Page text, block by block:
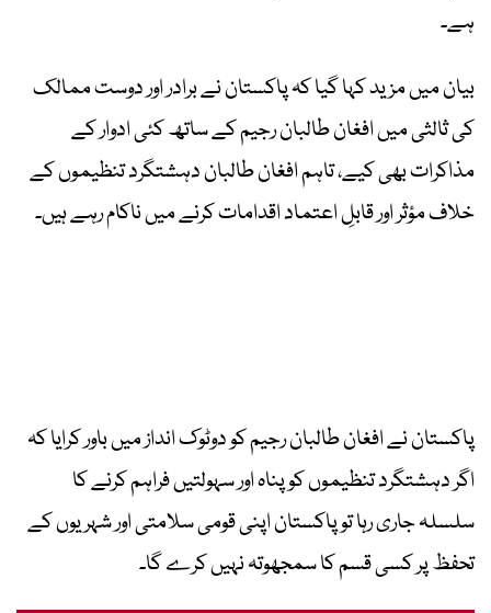
ہے۔
بیان میں مزید کہا گیا کہ پاکستان نے برادر اور دوست ممالک
کی ثالثی میں افغان طالبان رجیم کے ساتھ کئی ادوار کے
مذاکرات بھی کیے، تاہم افغان طالبان دہشتگرد تنظیموں کے
خلاف مؤثر اور قابلِ اعتماد اقدامات کرنے میں ناکام رہے ہیں۔
پاکستان نے افغان طالبان رجیم کو دوٹوک انداز میں باور کرایا کہ
اگر دہشتگرد تنظیموں کو پناہ اور سہولتیں فراہم کرنے کا
سلسلہ جاری رہا تو پاکستان اپنی قومی سلامتی اور شہریوں کے
تحفظ پر کسی قسم کا سمجھوتہ نہیں کرے گا۔